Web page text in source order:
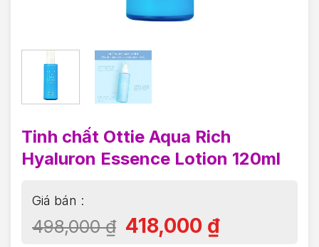
Tinh chất Ottie Aqua Rich
Hyaluron Essence Lotion 120ml
498,000₫ 418,000 ₫